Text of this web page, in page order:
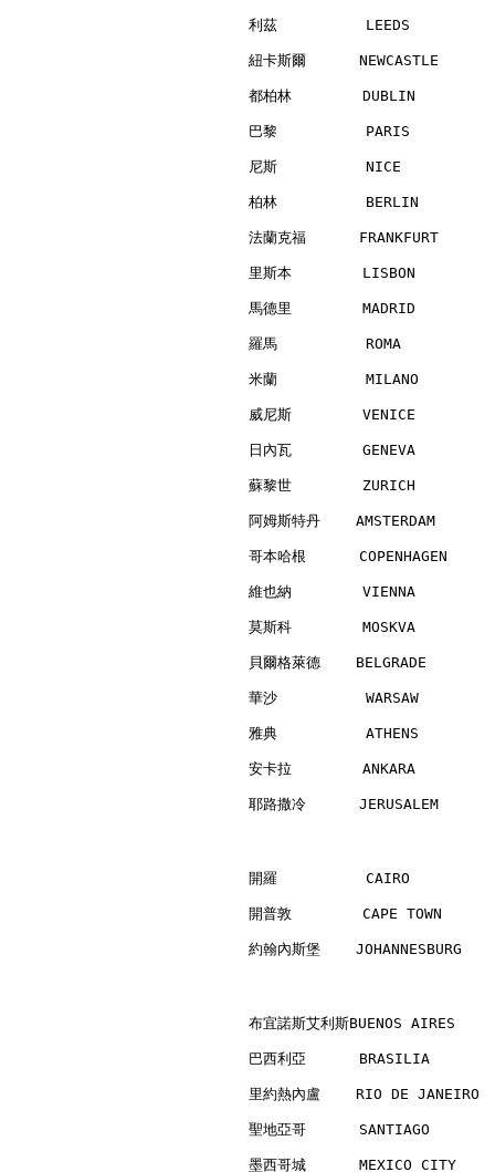
利茲          LEEDS
紐卡斯爾
都柏林        DUBLIN
巴黎          PARIS
尼斯          NICE
柏林          BERLIN
法蘭克福      FRANKFURT
里斯本        LISBON
馬德里        MADRID
羅馬          ROMA
米蘭          MILANO
威尼斯        VENICE
日內瓦        GENEVA
蘇黎世        ZURICH
阿姆斯特丹
哥本哈根
維也納        VIENNA
莫斯科        MOSKVA
貝爾格萊德
華沙          WARSAW
雅典          ATHENS
安卡拉        ANKARA
耶路撒冷
開羅          CAIRO
開普敦        CAPE TOWN
約翰內斯堡
布宜諾斯艾利斯BUENOS
巴西利亞      BRASILIA
里約熱內盧    RIO DE
聖地亞哥      SANTIAGO
墨西哥城      MEXICO